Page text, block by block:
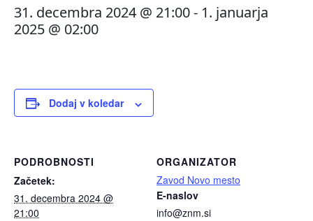
31. decembra 2024 @ 21:00- 1. januarja
2025 @ 02:00
Dodaj v koledar
PODROBNOSTI
Začetek:
31. decembra 2024 @
21:00
ORGANIZATOR
Zavod Novo mesto
E-naslov
info@znm.si